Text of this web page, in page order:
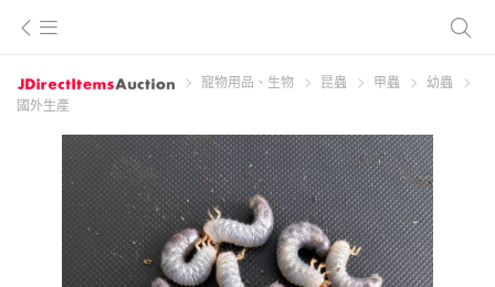
寵物用品、生物 昆蟲 甲蟲
幼蟲
國外生產